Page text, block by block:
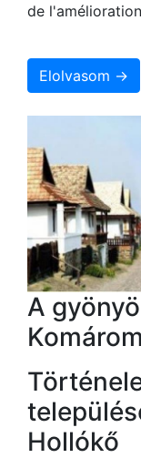
de
Elolvasom →
A
Hollókő